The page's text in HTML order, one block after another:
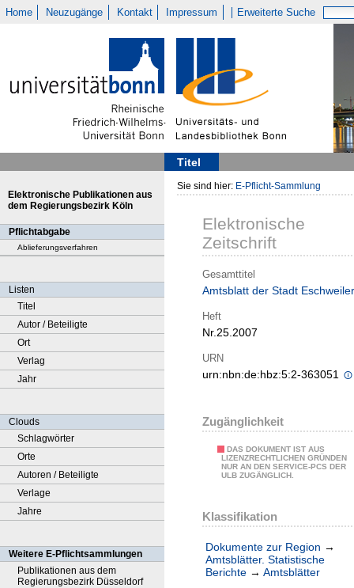
Home Neuzugänge Kontakt Impressum Erweiterte Suche
Titel
Elektronische Publikationen aus
dem Regierungsbezirk Köln
Pflichtabgabe
Ablieferungsverfahren
Listen
Titel
Autor / Beteiligte
Ort
Verlag
Jahr
Clouds
Schlagwörter
Orte
Autoren / Beteiligte
Verlage
Jahre
Weitere E-Pflichtsammlungen
Publikationen aus dem
Regierungsbezirk Düsseldorf
Sie sind hier: E-Pflicht-Sammlung
Elektronische
Zeitschrift
Gesamttitel
Amtsblatt der Stadt Eschweiler
Heft
Nr.25.2007
URN
urn:nbn:de:hbz:5:2-363051
Zugänglichkeit
DAS DOKUMENT IST AUS
LIZENZRECHTLICHEN GRÜNDEN
NUR AN DEN SERVICE-PCS DER
ULB ZUGÄNGLICH.
Klassifikation
Dokumente zur Region →
Amtsblätter. Statistische
Berichte → Amtsblätter